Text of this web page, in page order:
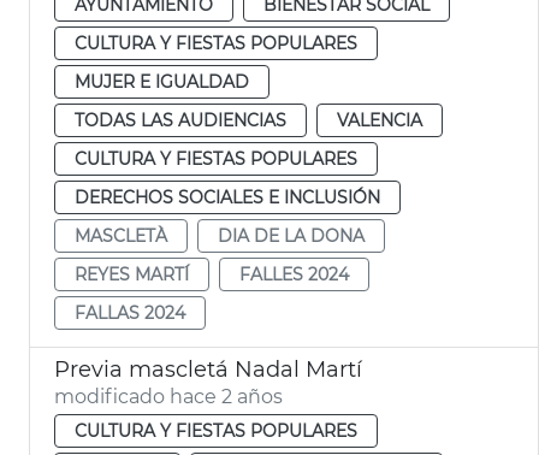
CULTURA Y FIESTAS POPULARES
MUJER E IGUALDAD
TODAS LAS AUDIENCIAS
VALENCIA
CULTURA Y FIESTAS POPULARES
DERECHOS SOCIALES E INCLUSIÓN
MASCLETÀ
DIA DE LA DONA
REYES MARTÍ
FALLES 2024
FALLAS 2024
Previa mascletá Nadal Martí
modificado hace 2 años
CULTURA Y FIESTAS POPULARES